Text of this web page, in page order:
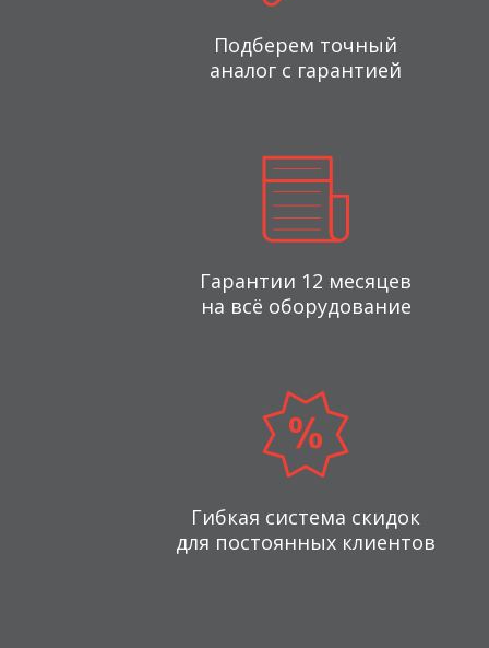
Подберем точный
аналог с гарантией
Гарантии 12 месяцев
на всё оборудование
Гибкая система скидок
для постоянных клиентов